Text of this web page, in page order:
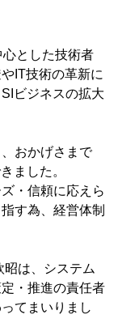
とした技術者
IT技術の革新に
ビジネスの拡大
おかげさまで
ました。
・信頼に応えら
す為、経営体制
は、システム
・推進の責任者
てまいりまし